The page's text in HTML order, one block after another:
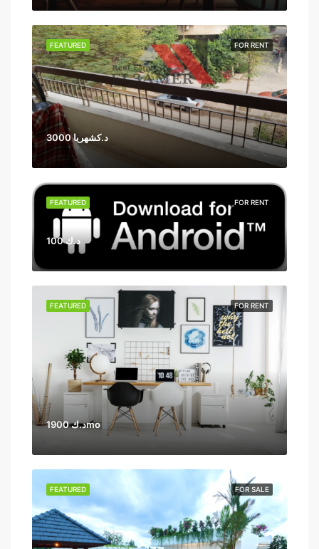
FOR RENT
FEATURED
3000 د.كشهريا
FOR RENT
FEATURED
100 د.ك
FOR RENT
FEATURED
1900 د.كmo
FOR SALE
FEATURED